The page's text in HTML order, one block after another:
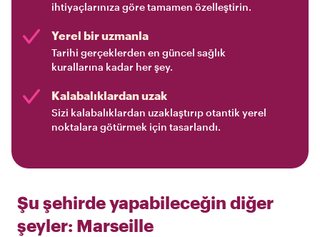
ihtiyaçlarınıza göre tamamen özelleştirin.
Yerel bir uzmanla
Tarihi gerçeklerden en güncel sağlık
kurallarına kadar her şey.
Kalabalıklardan uzak
Sizi kalabalıklardan uzaklaştırıp otantik yerel
noktalara götürmek için tasarlandı.
Şu şehirde yapabileceğin diğer
şeyler: Marseille